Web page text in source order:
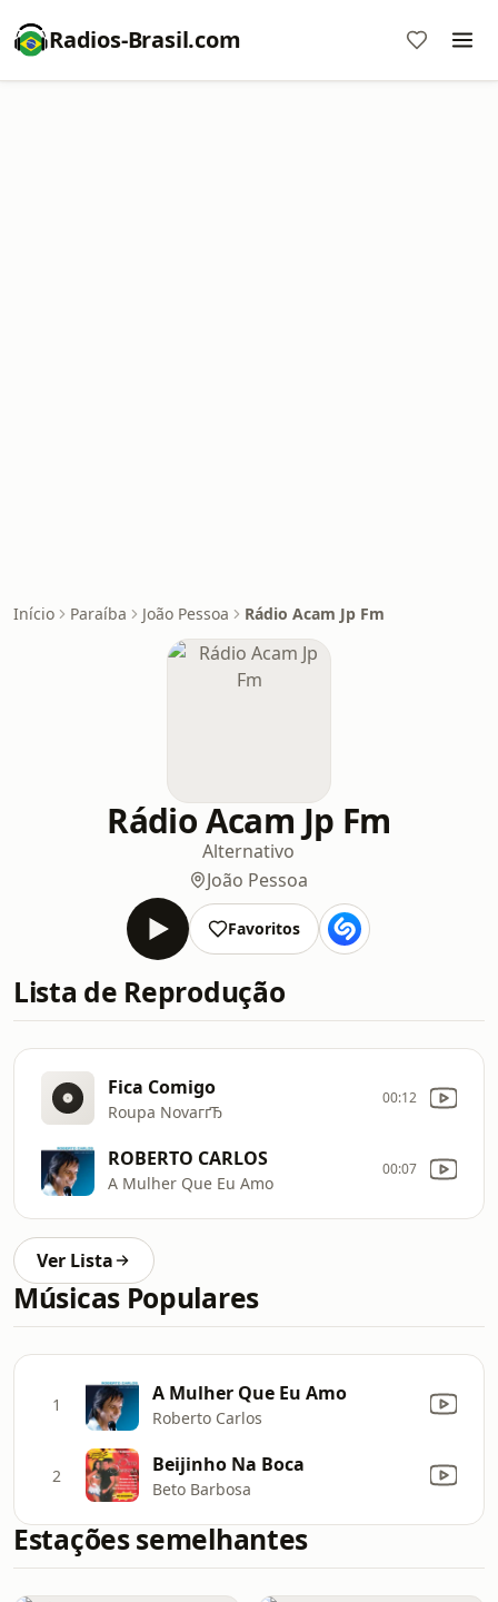
Radios-Brasil.com
Início Paraíba João Pessoa Rádio Acam Jp Fm
Rádio Acam Jp Fm
Alternativo
João Pessoa
Favoritos
Lista de Reprodução
Fica Comigo
Roupa NovaгґЂ
00:12
ROBERTO CARLOS
A Mulher Que Eu Amo
00:07
Ver Lista
Músicas Populares
1 A Mulher Que Eu Amo
Roberto Carlos
2 Beijinho Na Boca
Beto Barbosa
Estações semelhantes